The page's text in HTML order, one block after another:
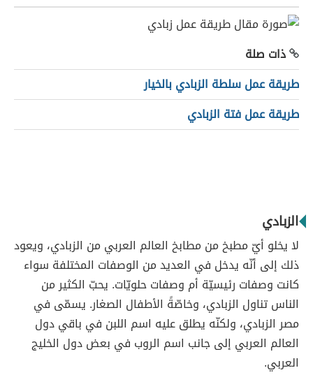
ذات صلة
طريقة عمل سلطة الزبادي بالخيار
طريقة عمل فتة الزبادي
الزبادي
لا يخلو أيّ مطبخ من مطابخ العالم العربي من الزبادي، ويعود
ذلك إلى أنّه يدخل في العديد من الوصفات المختلفة سواء
كانت وصفات رئيسيّة أم وصفات حلويّات. يحبّ الكثير من
الناس تناول الزبادي، وخاصّةً الأطفال الصغار. يسمّى في
مصر الزبادي، ولكنّه يطلق عليه اسم اللبن في باقي دول
العالم العربي إلى جانب اسم الروب في بعض دول الخليج
العربي.